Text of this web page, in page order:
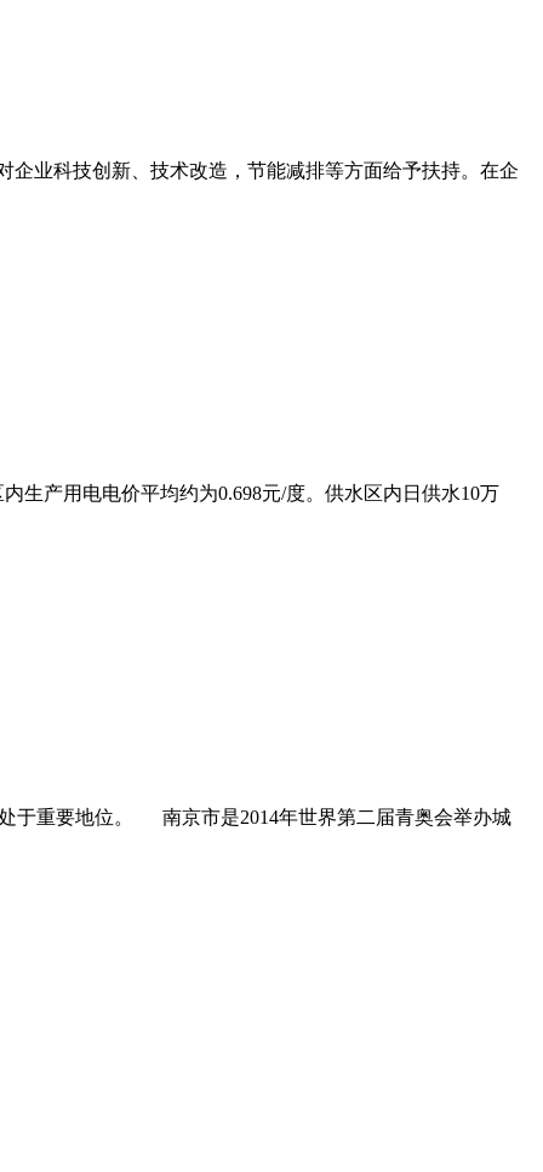
业科技创新、技术改造，节能减排等方面给予扶持。在企
生产用电电价平均约为0.698元/度。供水区内日供水10万
于重要地位。 南京市是2014年世界第二届青奥会举办城